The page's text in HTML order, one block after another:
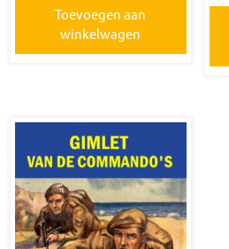
Toevoegen aan
winkelwagen